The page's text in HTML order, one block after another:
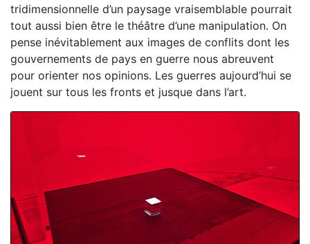
tridimensionnelle d’un paysage vraisemblable pourrait
tout aussi bien être le théâtre d’une manipulation. On
pense inévitablement aux images de conflits dont les
gouvernements de pays en guerre nous abreuvent
pour orienter nos opinions. Les guerres aujourd’hui se
jouent sur tous les fronts et jusque dans l’art.